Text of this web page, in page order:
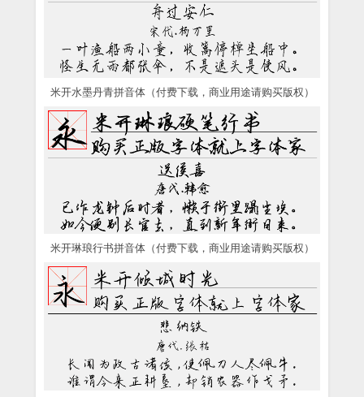
米开水墨丹青拼音体（付费下载，商业用途请购买版权）
米开琳琅行书拼音体（付费下载，商业用途请购买版权）